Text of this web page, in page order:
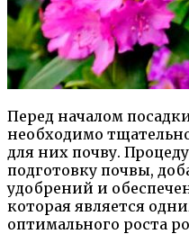
Перед началом
необходимо
для них почву.
подготовку почвы,
удобрений и
которая является
оптимального роста